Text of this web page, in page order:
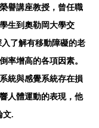
譽講座教授，曾任職
生到奧勒岡大學交
了解有移動障礙的老
率增高的各項因素。
統與感覺系統存在損
人體運動的表現，他
文.